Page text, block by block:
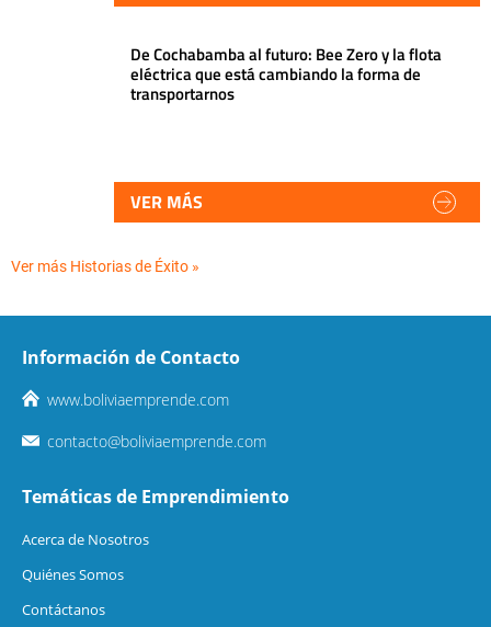
De Cochabamba al futuro: Bee Zero y la flota
eléctrica que está cambiando la forma de
transportarnos
VER MÁS
Ver más Historias de Éxito »
Información de Contacto
www.boliviaemprende.com
contacto@boliviaemprende.com
Temáticas de Emprendimiento
Acerca de Nosotros
Quiénes Somos
Contáctanos